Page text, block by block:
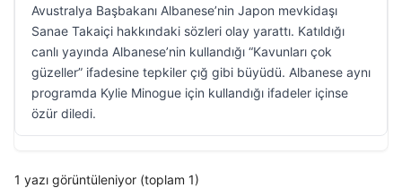
Avustralya Başbakanı Albanese’nin Japon mevkidaşı
Sanae Takaiçi hakkındaki sözleri olay yarattı. Katıldığı
canlı yayında Albanese’nin kullandığı “Kavunları çok
güzeller” ifadesine tepkiler çığ gibi büyüdü. Albanese aynı
programda Kylie Minogue için kullandığı ifadeler içinse
özür diledi.
1 yazı görüntüleniyor (toplam 1)